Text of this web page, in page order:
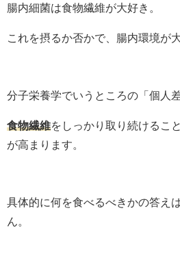
腸内細菌は食物繊維が大好き。
これを摂るか否かで、腸内環境が
分子栄養学でいうところの「個人
食物繊維をしっかり取り続けるこ
が高まります。
具体的に何を食べるべきかの答え
ん。